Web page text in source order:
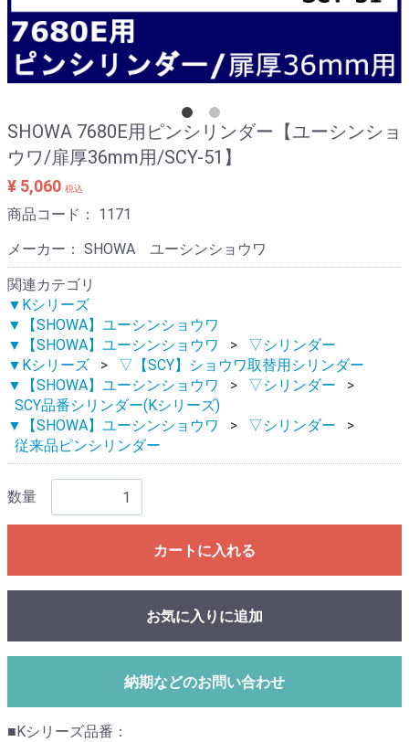
SHOWA 7680E用ピンシリンダー【ユーシンショ
ウワ/扉厚36mm用/SCY-51】
¥ 5,060 税込
商品コード： 1171
メーカー： SHOWA ユーシンショウワ
関連カテゴリ
▼Kシリーズ
▼【SHOWA】ユーシンショウワ
▼【SHOWA】ユーシンショウワ
▽シリンダー
▼Kシリーズ
▽【SCY】ショウワ取替用シリンダー
▼【SHOWA】ユーシンショウワ
▽シリンダー
SCY品番シリンダー(Kシリーズ)
▼【SHOWA】ユーシンショウワ
▽シリンダー
従来品ピンシリンダー
数量
カートに入れる
お気に入りに追加
納期などのお問い合わせ
■Kシリーズ品番：